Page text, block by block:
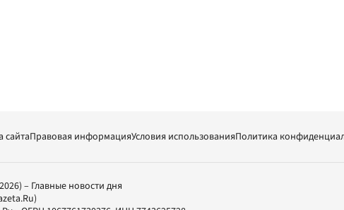
сайтаПравовая информацияУсловия использованияПолитика
– Главные новости дня